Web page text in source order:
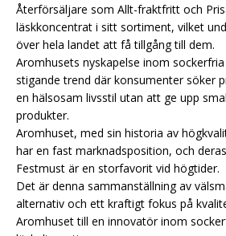
Återförsäljare som Allt-fraktfritt och
läskkoncentrat i sitt sortiment, vilket
över hela landet att få tillgång till dem.
Aromhusets nyskapelse inom
stigande trend där konsumenter söker
en hälsosam livsstil utan att ge upp
produkter.
Aromhuset, med sin historia av
har en fast marknadsposition, och
Festmust är en storfavorit vid högtider.
Det är denna sammanställning av
alternativ och ett kraftigt fokus på
Aromhuset till en innovatör inom